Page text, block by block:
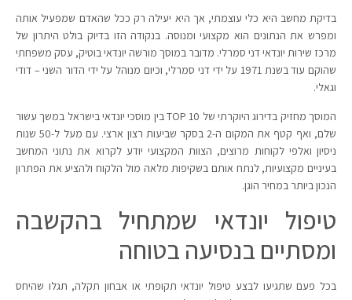
בדיקת מחשב היא כלי עוצמתי, אך היא יעילה רק ככל שהאדם שמפעיל אותה
ומפרש את הנתונים הוא מקצועי ומנוסה. בנקודה הזו בדיוק בולט היתרון של
מרכז שירות יונדאי דני סמרלי. מדובר במוסך מורשה יונדאי בוטיק, עסק משפחתי
שהוקם עוד בשנת 1971 על ידי דני סמרלי, וכיום מנוהל על ידי הדור השני – דודי
וגאלי.
המוסך מחזיק בדירוג היוקרתי של TOP 10 בין מוסכי יונדאי בישראל במשך עשור
שלם, ואף קטף את המקום ה-2 בסקר שביעות רצון ארצי. עם מעל ל-50 שנות
ניסיון ואלפי לקוחות מרוצים, הצוות המקצועי יודע לקרוא את נתוני המחשב
בעיניים מקצועיות, לנתח אותם בשקיפות מלאה מול הלקוח ולהציע את הפתרון
הנכון ביותר במחיר הוגן.
טיפול יונדאי שמתחיל בהקשבה
ומסתיים בנסיעה בטוחה
בכל פעם שתגיעו לבצע טיפול יונדאי תקופתי או אבחון תקלה, תגלו שהיחס